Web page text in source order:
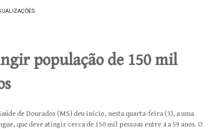
população de 150 mil
de Dourados (MS) deu início, nesta quarta-feira (3), a uma
que deve atingir cerca de 150 mil pessoas entre 4 a 59 anos. O